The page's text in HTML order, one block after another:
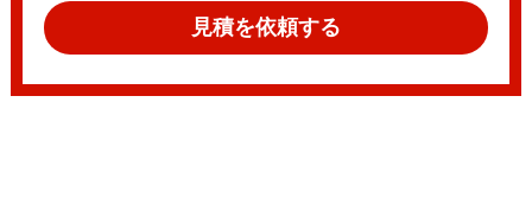
見積を依頼する